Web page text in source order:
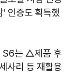
인증도 획득했
S6는 △제품 후
사리 등 재활용